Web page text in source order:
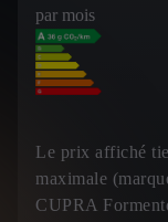
par mois
Le prix affiché
maximale
CUPRA